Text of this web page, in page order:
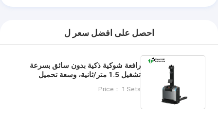
احصل على افضل سعر ل
رافعة شوكية ذكية بدون سائق بسرعة
تشغيل 1.5 متر/ثانية، وسعة تحميل
حديد الليثيوم
Price： 1 Sets